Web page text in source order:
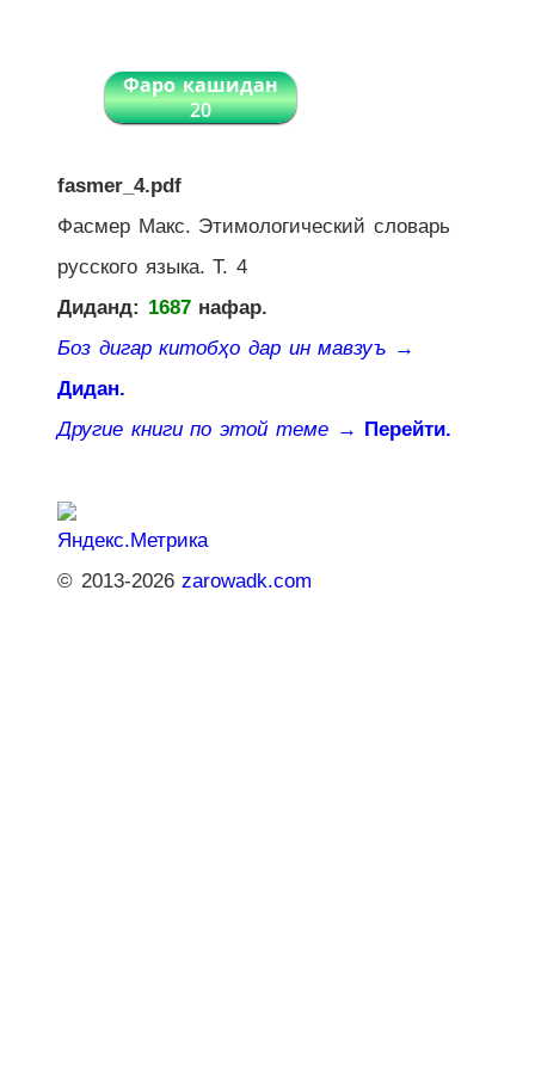
Фаро кашидан
20
fasmer_4.pdf
Фасмер Макс. Этимологический словарь
русского языка. Т. 4
Диданд: 1687нафар.
Боз дигар китобҳо дар ин мавзуъ →
Дидан.
Другие книги по этой теме → Перейти.
© 2013-2026zarowadk.com